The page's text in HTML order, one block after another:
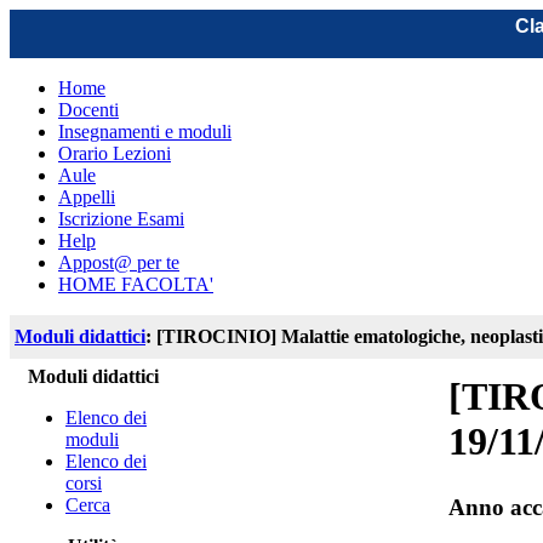
Home
Docenti
Insegnamenti e moduli
Orario Lezioni
Aule
Appelli
Iscrizione Esami
Help
Appost@ per te
HOME FACOLTA'
Moduli didattici: [TIROCINIO] Malattie ematologiche,
Moduli didattici
Elenco dei
moduli
Elenco dei
corsi
Cerca
19/
Anno